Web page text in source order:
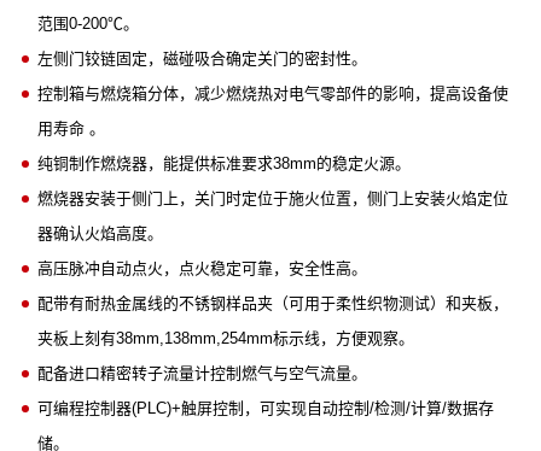
范围0-200℃。
左侧门铰链固定，磁碰吸合确定关门的密封性。
控制箱与燃烧箱分体，减少燃烧热对电气零部件的影响，提高设备使
用寿命 。
纯铜制作燃烧器，能提供标准要求38mm的稳定火源。
燃烧器安装于侧门上，关门时定位于施火位置，侧门上安装火焰定位
器确认火焰高度。
高压脉冲自动点火，点火稳定可靠，安全性高。
配带有耐热金属线的不锈钢样品夹（可用于柔性织物测试）和夹板，
夹板上刻有38mm,138mm,254mm标示线，方便观察。
配备进口精密转子流量计控制燃气与空气流量。
可编程控制器(PLC)+触屏控制，可实现自动控制/检测/计算/数据存
储。